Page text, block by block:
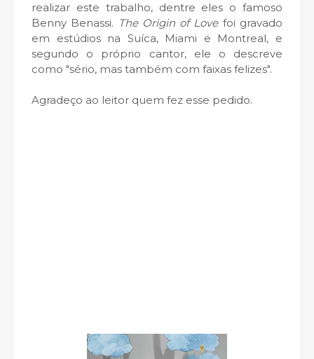
realizar este trabalho, dentre eles o famoso
Benny Benassi. The Origin of Lovefoi gravado
em estúdios na Suíca, Miami e Montreal, e
segundo o próprio cantor, ele o descreve
como "sério, mas também com faixas felizes".
Agradeço ao leitor quem fez esse pedido.